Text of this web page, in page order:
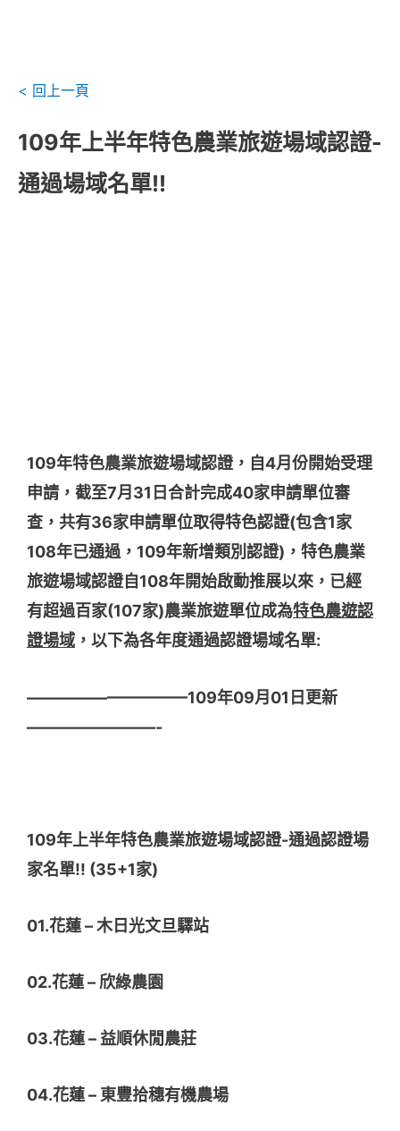
< 回上一頁
109年上半年特色農業旅遊場域認證-
通過場域名單!!
109年特色農業旅遊場域認證，自4月份開始受理
申請，截至7月31日合計完成40家申請單位審
查，共有36家申請單位取得特色認證(包含1家
108年已通過，109年新增類別認證)，特色農業
旅遊場域認證自108年開始啟動推展以來，已經
有超過百家(107家)農業旅遊單位成為特色農遊認
證場域 ，以下為各年度通過認證場域名單:
——————————109年09月01日更新
————————-
109年上半年特色農業旅遊場域認證-通過認證場
家名單!! (35+1家)
01.花蓮 – 木日光文旦驛站
02.花蓮 – 欣綠農園
03.花蓮 – 益順休閒農莊
04.花蓮 – 東豐拾穗有機農場